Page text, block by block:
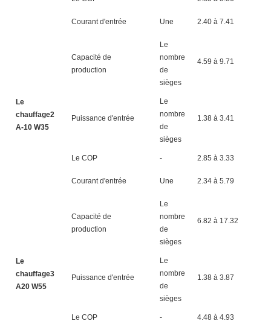
Courant d'entrée Une 2.40 à 7.41
Le
chauffage2
A-10 W35
Capacité de
production
Le
nombre
de
sièges
4.59 à 9.71
Puissance d'entrée
Le
nombre
de
sièges
1.38 à 3.41
Le COP - 2.85 à 3.33
Courant d'entrée Une 2.34 à 5.79
Le
chauffage3
A20 W55
Capacité de
production
Le
nombre
de
sièges
6.82 à 17.32
Puissance d'entrée
Le
nombre
de
sièges
1.38 à 3.87
Le COP - 4.48 à 4.93